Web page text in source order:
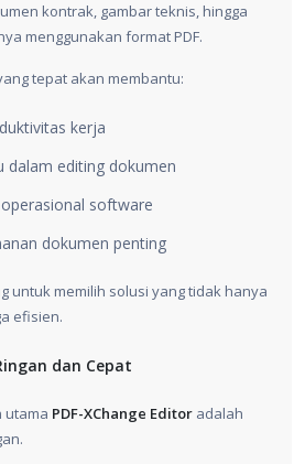
kontrak, gambar teknis, hingga
menggunakan format PDF.
tepat akan membantu:
kerja
dalam editing dokumen
software
dokumen penting
untuk memilih solusi yang tidak hanya
efisien.
dan Cepat
utama PDF-XChange Editor adalah